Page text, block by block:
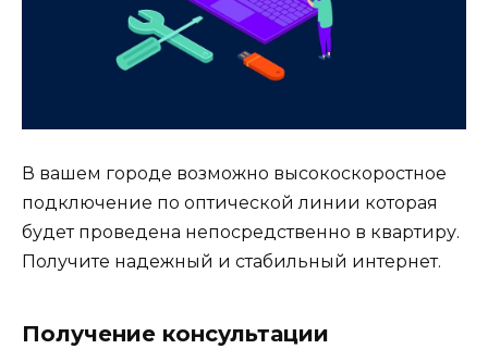
В вашем городе возможно высокоскоростное
подключение по оптической линии которая
будет проведена непосредственно в квартиру.
Получите надежный и стабильный интернет.
Получение консультации